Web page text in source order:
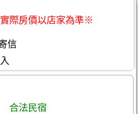
際房價以店家為準※
信
合法民宿